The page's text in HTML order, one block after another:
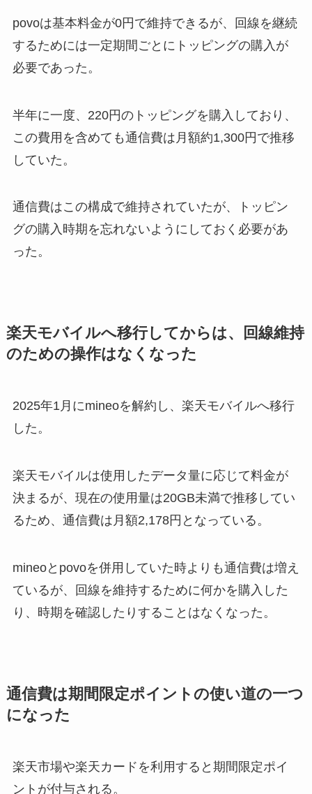
povoは基本料金が0円で維持できるが、回線を継続
するためには一定期間ごとにトッピングの購入が
必要であった。
半年に一度、220円のトッピングを購入しており、
この費用を含めても通信費は月額約1,300円で推移
していた。
通信費はこの構成で維持されていたが、トッピン
グの購入時期を忘れないようにしておく必要があ
った。
楽天モバイルへ移行してからは、回線維持
のための操作はなくなった
2025年1月にmineoを解約し、楽天モバイルへ移行
した。
楽天モバイルは使用したデータ量に応じて料金が
決まるが、現在の使用量は20GB未満で推移してい
るため、通信費は月額2,178円となっている。
mineoとpovoを併用していた時よりも通信費は増え
ているが、回線を維持するために何かを購入した
り、時期を確認したりすることはなくなった。
通信費は期間限定ポイントの使い道の一つ
になった
楽天市場や楽天カードを利用すると期間限定ポイ
ントが付与される。